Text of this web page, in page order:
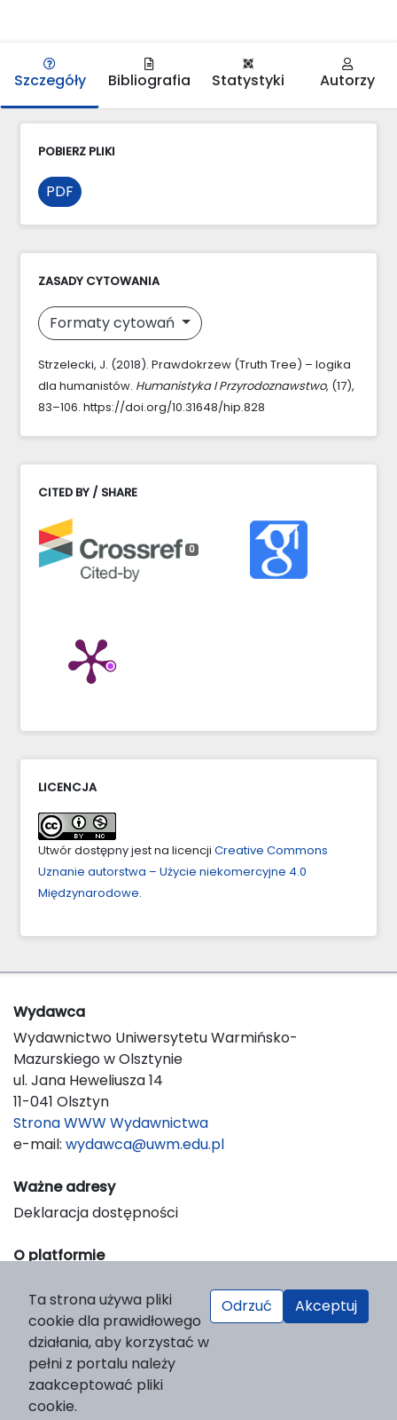
Szczegóły Bibliografia Statystyki Autorzy
POBIERZ PLIKI
PDF
ZASADY CYTOWANIA
Formaty cytowań
Strzelecki, J. (2018). Prawdokrzew (Truth Tree) – logika
dla humanistów. Humanistyka I Przyrodoznawstwo, (17),
83–106. https://doi.org/10.31648/hip.828
CITED BY / SHARE
0
LICENCJA
Utwór dostępny jest na licencji Creative Commons
Uznanie autorstwa – Użycie niekomercyjne 4.0
Międzynarodowe.
Wydawca
Wydawnictwo Uniwersytetu Warmińsko-
Mazurskiego w Olsztynie
ul. Jana Heweliusza 14
11-041 Olsztyn
Strona WWW Wydawnictwa
e-mail: wydawca@uwm.edu.pl
Ważne adresy
Deklaracja dostępności
O platformie
Support & Customization by LIBCOM
Platform & Workflow by OJS/PKP
Ta strona używa pliki
cookie dla prawidłowego
działania, aby korzystać w
pełni z portalu należy
zaakceptować pliki
cookie.
Odrzuć Akceptuj